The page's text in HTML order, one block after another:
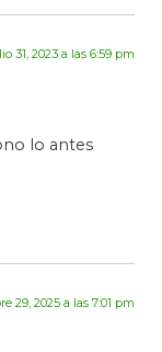
31, 2023 a las 6:59 pm
lo antes
29, 2025 a las 7:01 pm